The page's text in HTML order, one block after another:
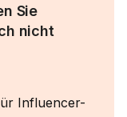
Sie
nicht
Influencer-